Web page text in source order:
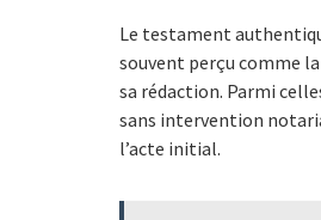
Le testament
souvent perçu comme
sa rédaction. Parmi
sans intervention
l’acte initial.